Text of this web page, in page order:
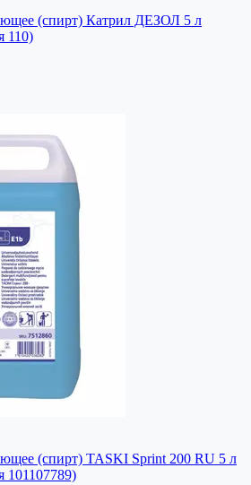
(спирт) Катрил ДЕЗОЛ 5 л
110)
(спирт) TASKI Sprint 200 RU 5 л
101107789)